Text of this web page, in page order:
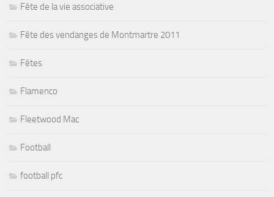
Fête de la vie associative
Fête des vendanges de Montmartre 2011
Fêtes
Flamenco
Fleetwood Mac
Football
football pfc